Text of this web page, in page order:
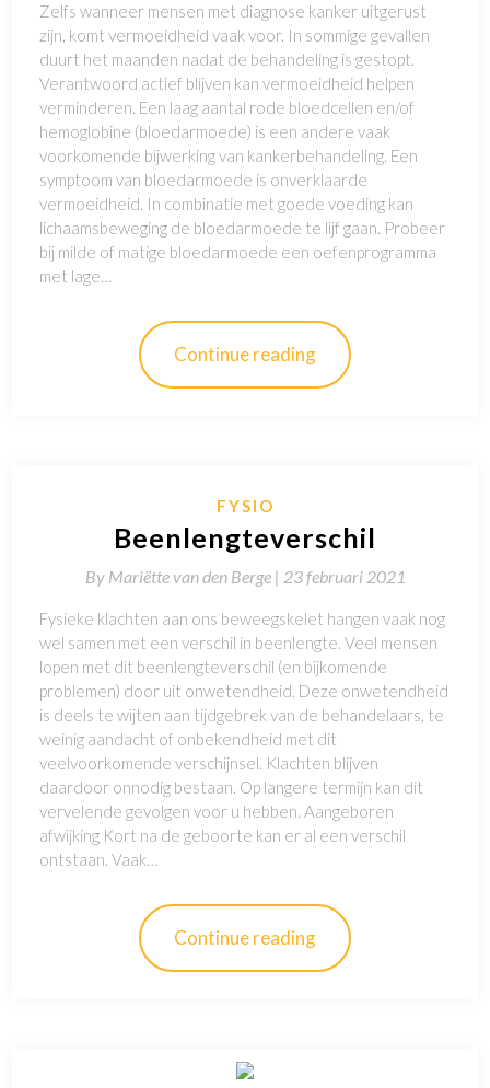
Zelfs wanneer mensen met diagnose kanker uitgerust
zijn, komt vermoeidheid vaak voor. In sommige gevallen
duurt het maanden nadat de behandeling is gestopt.
Verantwoord actief blijven kan vermoeidheid helpen
verminderen. Een laag aantal rode bloedcellen en/of
hemoglobine (bloedarmoede) is een andere vaak
voorkomende bijwerking van kankerbehandeling. Een
symptoom van bloedarmoede is onverklaarde
vermoeidheid. In combinatie met goede voeding kan
lichaamsbeweging de bloedarmoede te lijf gaan. Probeer
bij milde of matige bloedarmoede een oefenprogramma
met lage…
Continue reading
FYSIO
Beenlengteverschil
By Mariëtte van den Berge | 23 februari 2021
Fysieke klachten aan ons beweegskelet hangen vaak nog
wel samen met een verschil in beenlengte. Veel mensen
lopen met dit beenlengteverschil (en bijkomende
problemen) door uit onwetendheid. Deze onwetendheid
is deels te wijten aan tijdgebrek van de behandelaars, te
weinig aandacht of onbekendheid met dit
veelvoorkomende verschijnsel. Klachten blijven
daardoor onnodig bestaan. Op langere termijn kan dit
vervelende gevolgen voor u hebben. Aangeboren
afwijking Kort na de geboorte kan er al een verschil
ontstaan. Vaak…
Continue reading